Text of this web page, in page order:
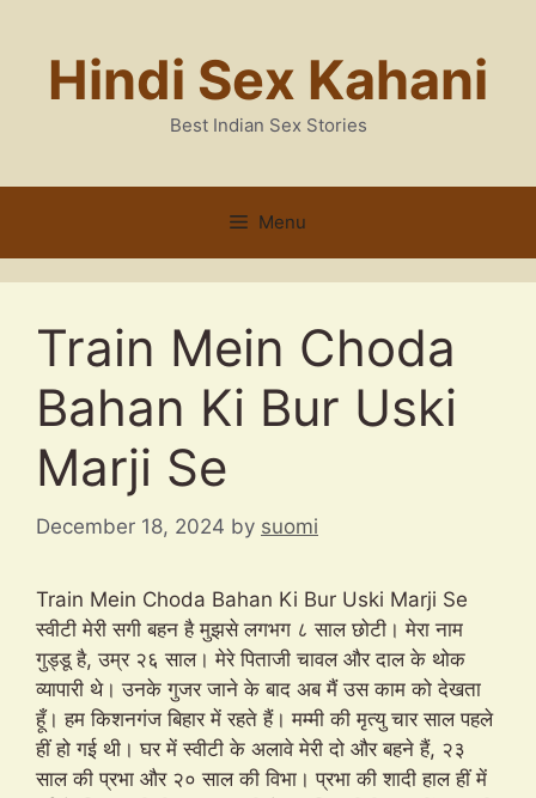
contentHindi Sex Kahani
Best Indian Sex Stories
Menu
Train Mein Choda
Bahan Ki Bur Uski
Marji Se
December 18, 2024 by suomi
Train Mein Choda Bahan Ki Bur Uski Marji Se
स्वीटी मेरी सगी बहन है मुझसे लगभग ८ साल छोटी। मेरा नाम
गुड्डू है, उम्र २६ साल। मेरे पिताजी चावल और दाल के थोक
व्यापारी थे। उनके गुजर जाने के बाद अब मैं उस काम को देखता
हूँ। हम किशनगंज बिहार में रहते हैं। मम्मी की मृत्यु चार साल पहले
हीं हो गई थी। घर में स्वीटी के अलावे मेरी दो और बहने हैं, २३
साल की प्रभा और २० साल की विभा। प्रभा की शादी हाल हीं में